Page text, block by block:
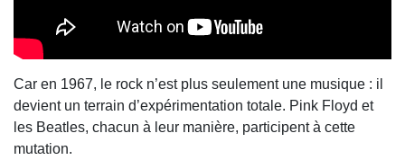
Car en 1967, le rock n’est plus seulement une musique : il
devient un terrain d’expérimentation totale. Pink Floyd et
les Beatles, chacun à leur manière, participent à cette
mutation.